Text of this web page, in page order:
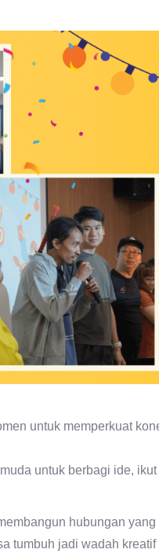
untuk memperkuat
untuk berbagi ide,
hubungan
tumbuh jadi wadah kreatif